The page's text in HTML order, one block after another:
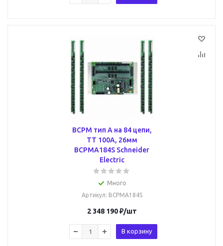
BCPM тип A на 84 цепи,
ТТ 100А, 26мм
BCPMA184S Schneider
Electric
Много
Артикул: BCPMA184S
2 348 190₽/шт
В корзину